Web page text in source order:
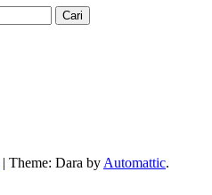
| Theme: Dara by Automattic.